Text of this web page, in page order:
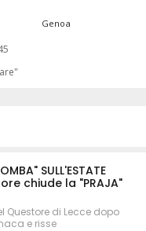
Genoa
SULL'ESTATE
chiude la "PRAJA"
Questore di Lecce dopo
e risse